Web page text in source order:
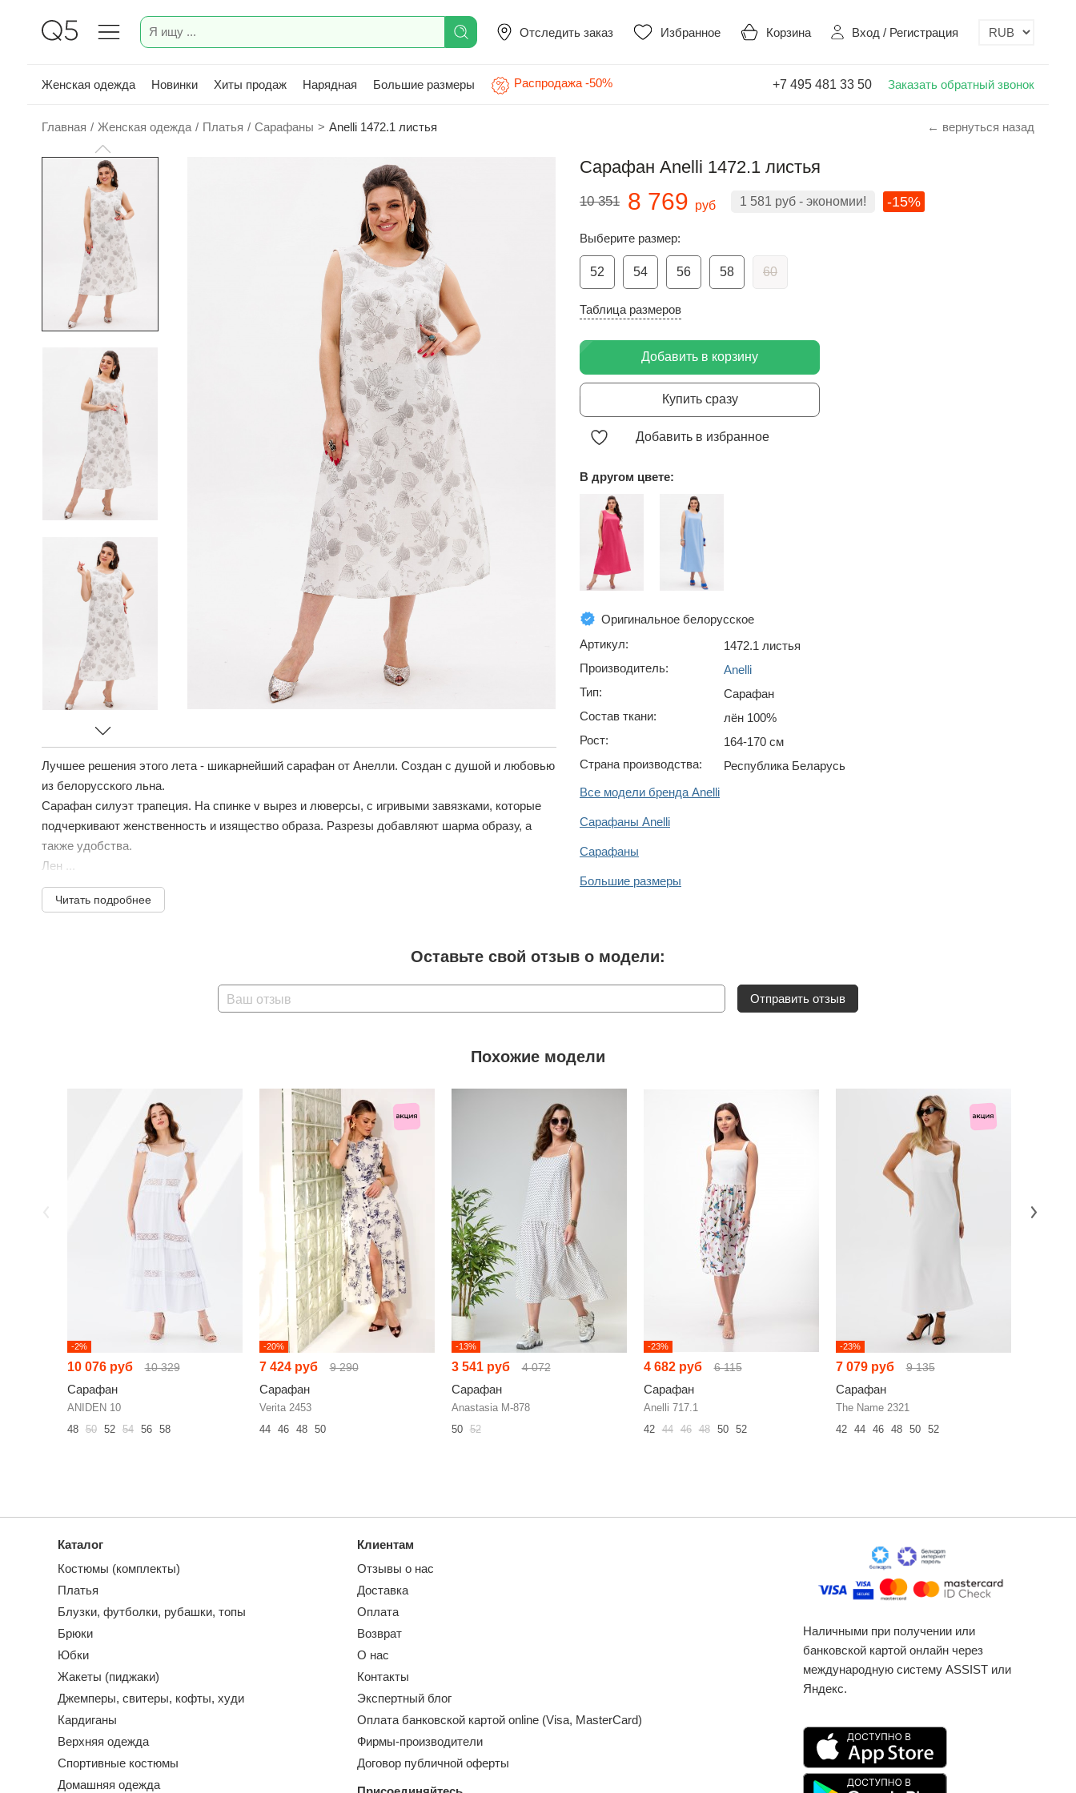
Отследить заказ Избранное Корзина Вход / Регистрация
Женская одежда Новинки Хиты продаж Нарядная Большие размеры Распродажа -50% +7 495 481 33 50 Заказать обратный звонок
Главная / Женская одежда / Платья / Сарафаны > Anelli 1472.1 листья ← вернуться назад
Лучшее решения этого лета - шикарнейший сарафан от Анелли. Создан с душой и любовью
из белорусского льна.
Сарафан силуэт трапеция. На спинке v вырез и люверсы, с игривыми завязками, которые
подчеркивают женственность и изящество образа. Разрезы добавляют шарма образу, а
также удобства.
Лен ...
Читать подробнее
Сарафан Anelli 1472.1 листья
10 351 8 769 руб 1 581 руб - экономии! -15%
Выберите размер:
52 54 56 58 60
Таблица размеров
Добавить в корзину
Купить сразу
Добавить в избранное
В другом цвете:
Оригинальное белорусское
Артикул:
1472.1 листья
Производитель:
Anelli
Тип:
Сарафан
Состав ткани:
лён 100%
Рост:
164-170 см
Страна производства:
Республика Беларусь
Все модели бренда Anelli
Сарафаны Anelli
Сарафаны
Большие размеры
Оставьте свой отзыв о модели:
Ваш отзыв Отправить отзыв
Похожие модели
-2%
10 076 руб 10 329
Сарафан
ANIDEN 10
48 50 52 54 56 58
-20%
7 424 руб 9 290
Сарафан
Verita 2453
44
46 48 50
-13%
3 541 руб 4 072
Сарафан
Anastasia М-878
50 52
-23%
4 682 руб 6 115
Сарафан
Anelli 717.1
42 44 46 48 50 52
-23%
7 079 руб 9 135
Сарафан
The Name 2321
42
44 46 48 50 52
Каталог
Костюмы (комплекты)
Платья
Блузки, футболки, рубашки, топы
Брюки
Юбки
Жакеты (пиджаки)
Джемперы, свитеры, кофты, худи
Кардиганы
Верхняя одежда
Спортивные костюмы
Домашняя одежда
Клиентам
Отзывы о нас
Доставка
Оплата
Возврат
О нас
Контакты
Экспертный блог
Оплата банковской картой online (Visa, MasterCard)
Фирмы-производители
Договор публичной оферты
Наличными при получении или
банковской картой онлайн через
международную систему ASSIST или
Яндекс.